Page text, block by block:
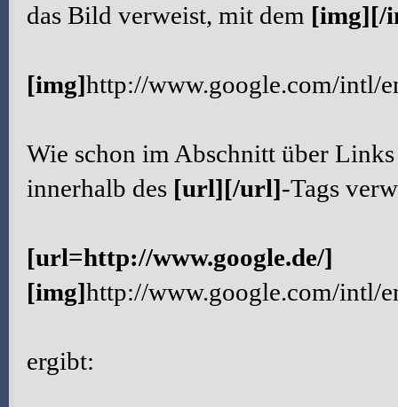
das Bild verweist, mit dem [img][/
[img]http://www.google.com/intl/
Wie schon im Abschnitt über
innerhalb des [url][/url]-Tags
[url=http://www.google.de/]
[img]http://www.google.com/intl/
ergibt: